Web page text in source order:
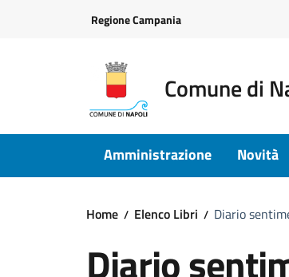
Regione Campania
Comune di
Amministrazione Novità
Home Elenco Libri Diario
Diario